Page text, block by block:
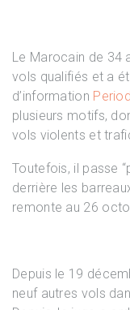
Le Marocain de 34
vols qualifiés et a
d’information
plusieurs motifs,
vols violents et
Toutefois, il passe
derrière les
remonte au 26
Depuis le 19
neuf autres vols